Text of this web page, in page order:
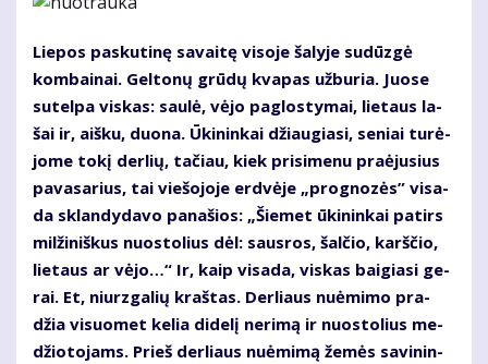
Lie­pos pas­ku­ti­nę sa­vai­tę vi­so­je ša­ly­je su­dūz­gė
kom­bai­nai. Gel­to­nų grū­dų kva­pas už­bu­ria. Juo­se
su­tel­pa vis­kas: sau­lė, vė­jo pa­glos­ty­mai, lie­taus la­
šai ir, aiš­ku, duo­na. Ūki­nin­kai džiau­gia­si, se­niai tu­rė­
jo­me to­kį der­lių, ta­čiau, kiek pri­si­me­nu pra­ėju­sius
pa­va­sa­rius, tai vie­šo­jo­je erd­vė­je „prog­no­zės” vi­sa­
da sklan­dy­da­vo pa­na­šios: „Šie­met ūki­nin­kai pa­tirs
mil­ži­niš­kus nuos­to­lius dėl: saus­ros, šal­čio, karš­čio,
lie­taus ar vė­jo…“ Ir, kaip vi­sa­da, vis­kas bai­gia­si ge­
rai. Et, niurz­ga­lių kraš­tas. Der­liaus nu­ė­mi­mo pra­
džia vi­suo­met ke­lia di­de­lį ne­ri­mą ir nuos­to­lius me­
džio­to­jams. Prieš der­liaus nu­ė­mi­mą že­mės sa­vi­nin­